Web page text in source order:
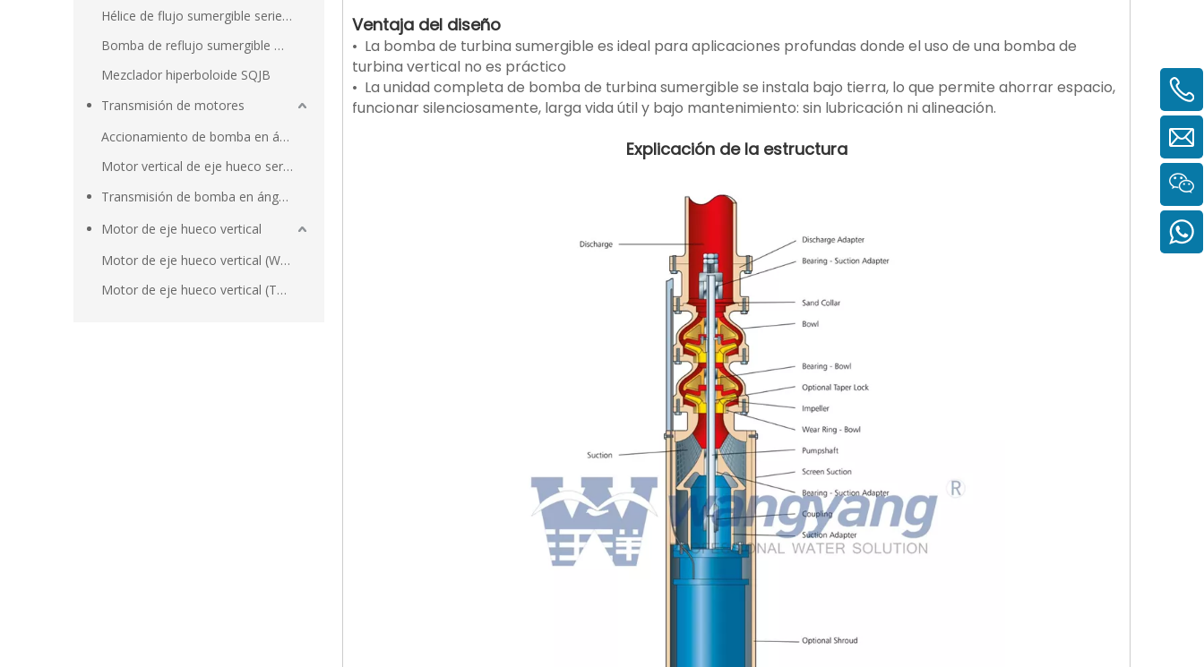
Hélice de flujo sumergible serie QDT
Bomba de reflujo sumergible QJB
Mezclador hiperboloide SQJB
Transmisión de motores
Accionamiento de bomba en ángulo recto serie H
Motor vertical de eje hueco serie VHS
Transmisión de bomba en ángulo recto
Motor de eje hueco vertical
Motor de eje hueco vertical (WP1/IP23)
Motor de eje hueco vertical (TEFC/IP54)
Ventaja del diseño
• La bomba de turbina sumergible es ideal para aplicaciones profundas donde el uso de una bomba de
turbina vertical no es práctico
• La unidad completa de bomba de turbina sumergible se instala bajo tierra, lo que permite ahorrar espacio,
funcionar silenciosamente, larga vida útil y bajo mantenimiento: sin lubricación ni alineación.
Explicación de la estructura